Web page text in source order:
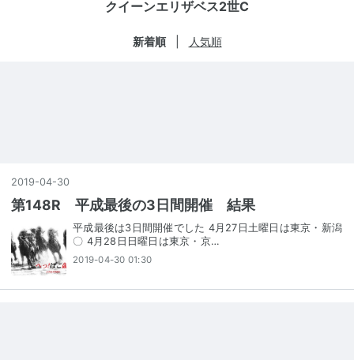
クイーンエリザベス2世C
新着順 人気順
2019-04-30
第148R 平成最後の3日間開催 結果
平成最後は3日間開催でした 4月27日土曜日は東京・新潟
〇 4月28日日曜日は東京・京…
2019-04-30 01:30